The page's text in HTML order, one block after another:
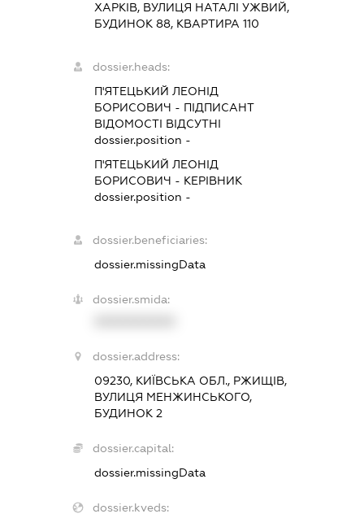
ХАРКІВ, ВУЛИЦЯ НАТАЛІ УЖВИЙ,
БУДИНОК 88, КВАРТИРА 110
dossier.heads:
П'ЯТЕЦЬКИЙ ЛЕОНІД
БОРИСОВИЧ - ПІДПИСАНТ
ВІДОМОСТІ ВІДСУТНІ
dossier.position -
П'ЯТЕЦЬКИЙ ЛЕОНІД
БОРИСОВИЧ - КЕРІВНИК
dossier.position -
dossier.beneficiaries:
dossier.missingData
dossier.smida:
dossier.address:
09230, КИЇВСЬКА ОБЛ., РЖИЩІВ,
ВУЛИЦЯ МЕНЖИНСЬКОГО,
БУДИНОК 2
dossier.capital:
dossier.missingData
dossier.kveds: